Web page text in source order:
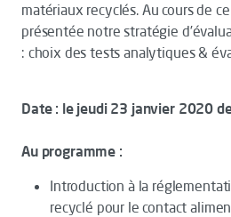
matériaux recyclés. Au cours de
présentée notre stratégie
: choix des tests analytiques &
Date : le jeudi 23 janvier 2020
Au programme :
Introduction à la
recyclé pour le contact